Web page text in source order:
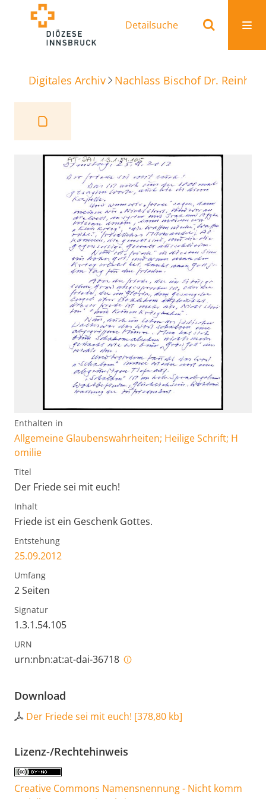
Detailsuche
Digitales Archiv Nachlass Bischof Dr.
Enthalten in
Allgemeine Glaubenswahrheiten; Heilige Schrift; H
omilie
Titel
Der Friede sei mit euch!
Inhalt
Friede ist ein Geschenk Gottes.
Entstehung
25.09.2012
Umfang
2 Seiten
Signatur
1.3.1.54.105
URN
urn:nbn:at:at-dai-36718
Download
Der Friede sei mit euch! [378,80 kb]
Lizenz-/Rechtehinweis
Creative Commons Namensnennung - Nicht komm